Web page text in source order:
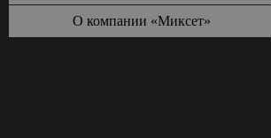
О компании «Миксет»